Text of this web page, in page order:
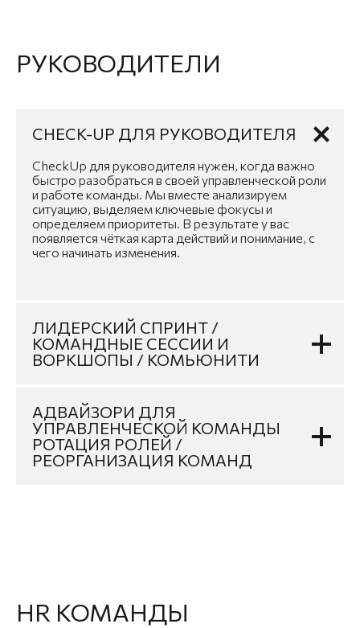
РУКОВОДИТЕЛИ
CHECK-UP ДЛЯ РУКОВОДИТЕЛЯ
CheckUp для руководителя нужен, когда важно
быстро разобраться в своей управленческой роли
и работе команды. Мы вместе анализируем
ситуацию, выделяем ключевые фокусы и
определяем приоритеты. В результате у вас
появляется чёткая карта действий и понимание, с
чего начинать изменения.
ЛИДЕРСКИЙ СПРИНТ /
КОМАНДНЫЕ СЕССИИ И
ВОРКШОПЫ / КОМЬЮНИТИ
АДВАЙЗОРИ ДЛЯ
УПРАВЛЕНЧЕСКОЙ КОМАНДЫ
РОТАЦИЯ РОЛЕЙ /
РЕОРГАНИЗАЦИЯ КОМАНД
HR КОМАНДЫ